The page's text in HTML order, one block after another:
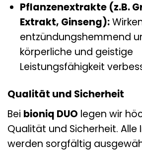
Pflanzenextrakte (z.B.
Extrakt, Ginseng):
entzündungshemmend
körperliche und geistige
Leistungsfähigkeit
Qualität und Sicherheit
Bei bioniq DUO legen wir
Qualität und Sicherheit.
werden sorgfältig